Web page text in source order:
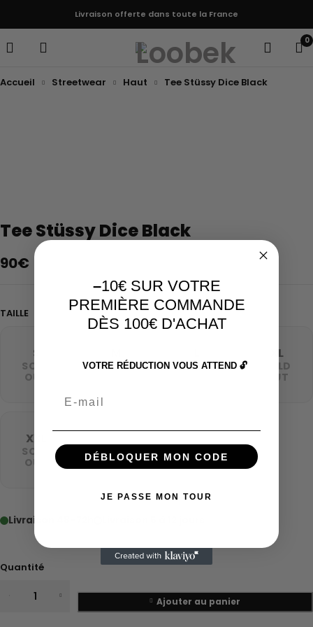
Livraison offerte dans toute la France
0
Accueil Streetwear Haut Tee Stüssy Dice Black
Tee Stüssy Dice Black
90€
TAILLE
S
SOLD
OUT
SOLD
SOLD
XL
SOLD
OUT
XXL
SOLD
OUT
Livraison 48–72h
Quantité
Ajouter au panier
–10€ SUR VOTRE
PREMIÈRE COMMANDE
DÈS 100€ D'ACHAT
VOTRE RÉDUCTION VOUS ATTEND 🔓
DÉBLOQUER MON CODE
JE PASSE MON TOUR